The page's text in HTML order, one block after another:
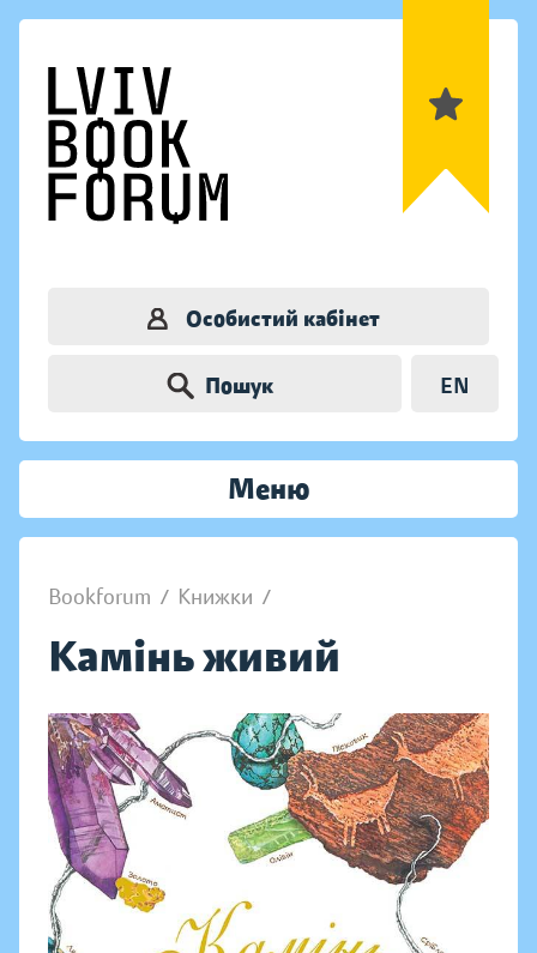
Особистий кабінет
Пошук EN
Меню
Bookforum / Книжки /
Камінь живий